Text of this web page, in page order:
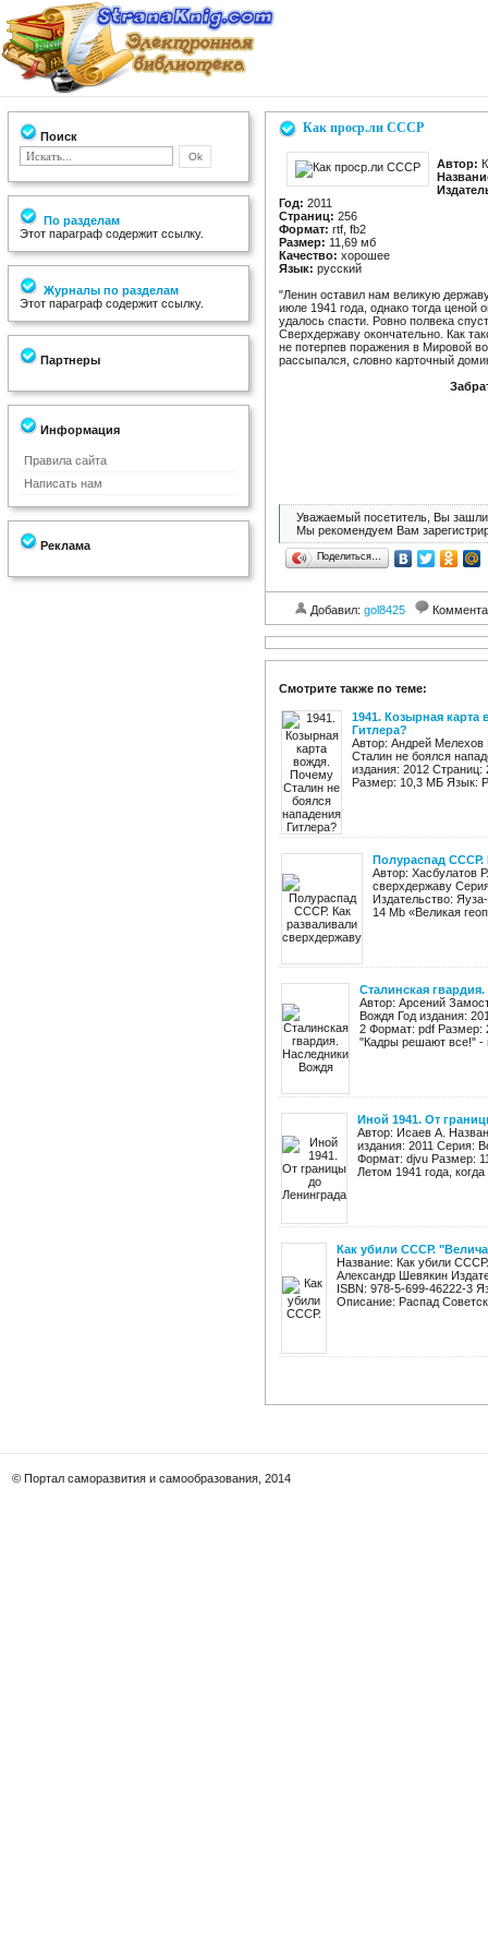
Поиск
По разделам
Этот параграф содержит ссылку.
Журналы по разделам
Этот параграф содержит ссылку.
Партнеры
Информация
Правила сайта
Написать нам
Реклама
Как проср.ли СССР
Автор:
Год: 2011
Страниц: 256
Формат: rtf, fb2
Размер: 11,69 мб
Качество: хорошее
Язык: русский
"Ленин оставил нам великую
июле 1941 года, однако тогда
удалось спасти. Ровно полвека
Сверхдержаву окончательно. Как
не потерпев поражения в Мировой
рассыпался, словно карточный
Уважаемый посетитель, Вы зашли
Мы рекомендуем Вам
Поделиться…
Добавил: gol8425
Смотрите также по теме:
1941. Козырная карта
Гитлера?
Автор: Андрей Мелехов
Сталин не боялся
издания: 2012
Размер: 10,3 МБ Язык:
Полураспад СССР.
Автор: Хасбулатов
сверхдержаву
Издательство:
14 Mb «Великая
Сталинская
Автор: Арсений
Вождя Год издания:
2 Формат: pdf Размер:
"Кадры решают все!" -
Иной 1941. От
Автор: Исаев А.
издания: 2011 Серия:
Формат: djvu Размер:
Летом 1941 года,
Как убили СССР.
Название: Как убили
Александр Шевякин
ISBN: 978-5-699-46222-3
Описание: Распад
© Портал саморазвития и самообразования, 2014